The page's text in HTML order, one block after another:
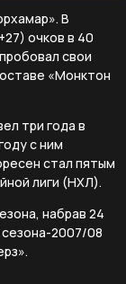
В
очков в 40
свои
«Монктон
три года в
с ним
стал пятым
лиги (НХЛ).
набрав 24
сезона-2007/08